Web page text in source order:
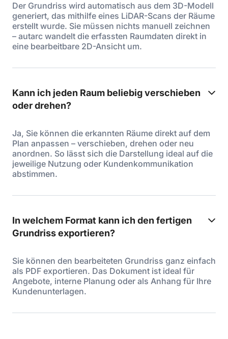
Der Grundriss wird automatisch aus dem 3D-Modell
generiert, das mithilfe eines LiDAR-Scans der Räume
erstellt wurde. Sie müssen nichts manuell zeichnen
– autarc wandelt die erfassten Raumdaten direkt in
eine bearbeitbare 2D-Ansicht um.
Kann ich jeden Raum beliebig verschieben
oder drehen?
Ja, Sie können die erkannten Räume direkt auf dem
Plan anpassen – verschieben, drehen oder neu
anordnen. So lässt sich die Darstellung ideal auf die
jeweilige Nutzung oder Kundenkommunikation
abstimmen.
In welchem Format kann ich den fertigen
Grundriss exportieren?
Sie können den bearbeiteten Grundriss ganz einfach
als PDF exportieren. Das Dokument ist ideal für
Angebote, interne Planung oder als Anhang für Ihre
Kundenunterlagen.